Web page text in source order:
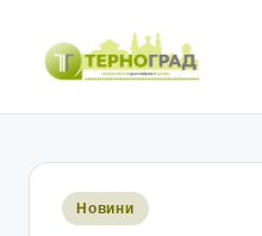
Перейти
Опубліковано
Новини